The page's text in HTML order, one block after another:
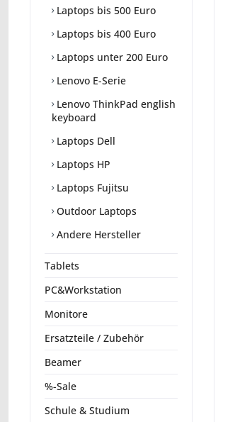
Laptops bis 500 Euro
Laptops bis 400 Euro
Laptops unter 200 Euro
Lenovo E-Serie
Lenovo ThinkPad english
keyboard
Laptops Dell
Laptops HP
Laptops Fujitsu
Outdoor Laptops
Andere Hersteller
Tablets
PC&Workstation
Monitore
Ersatzteile / Zubehör
Beamer
%-Sale
Schule & Studium